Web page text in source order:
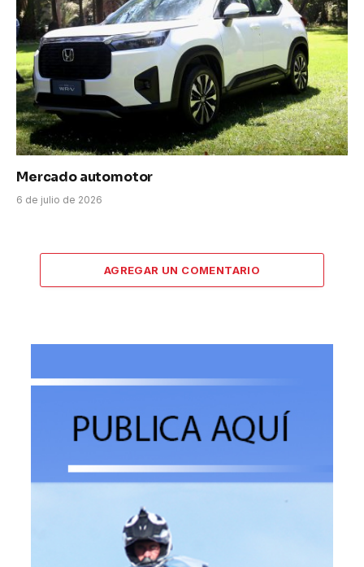
Mercado automotor
6 de julio de 2026
AGREGAR UN COMENTARIO